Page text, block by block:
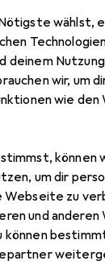
wählst,
deinem
wir, um
wie den
können
um dir
Webseite zu
und
können
10 Bilder 3
5